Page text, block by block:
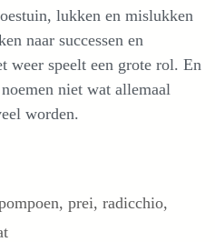
lukken en mislukken
naar successen en
weer speelt een grote rol. En
niet wat allemaal
worden.
, prei, radicchio,